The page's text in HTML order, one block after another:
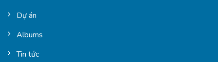
Dự án
Albums
Tin tức